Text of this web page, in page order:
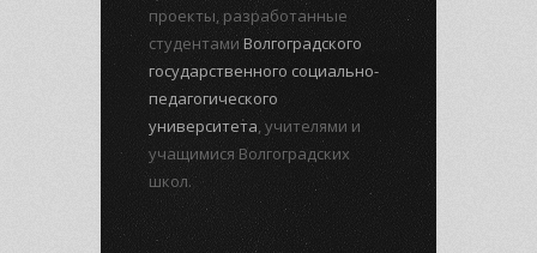
проекты, разработанные
студентами Волгоградского
государственного социально-
педагогического
университета, учителями и
учащимися Волгоградских
школ.